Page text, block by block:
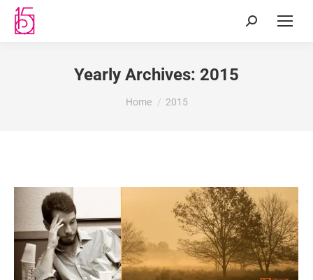
Yearly Archives: 2015
You are here:
Home 2015